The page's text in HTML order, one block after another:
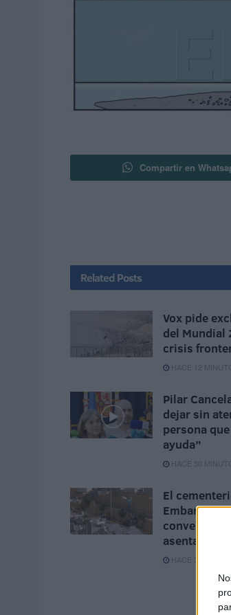
Compartir en
Related Posts
Vox pide
del Mundial
crisis
HACE 12
Pilar
dejar sin
persona
ayuda”
HACE 50
El
Embarek no
convertirse
asentamiento
HACE 2 HORAS